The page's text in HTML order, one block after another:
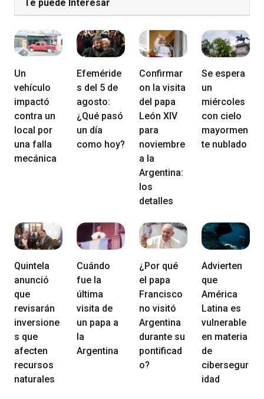
Te puede Interesar
Un
vehículo
impactó
contra un
local por
una falla
mecánica
Efeméride
s del 5 de
agosto:
¿Qué pasó
un día
como hoy?
Confirmar
on la visita
del papa
León XIV
para
noviembre
a la
Argentina:
los
detalles
Se espera
un
miércoles
con cielo
mayormen
te nublado
Quintela
anunció
que
revisarán
inversione
s que
afecten
recursos
naturales
Cuándo
fue la
última
visita de
un papa a
la
Argentina
¿Por qué
el papa
Francisco
no visitó
Argentina
durante su
pontificad
o?
Advierten
que
América
Latina es
vulnerable
en materia
de
cibersegur
idad